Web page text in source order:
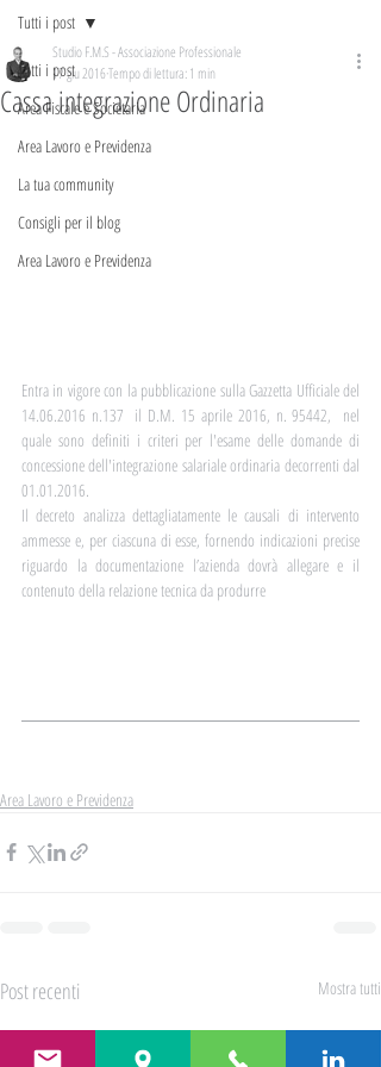
Tutti i post
Area Fiscale e Societaria
Area Lavoro e Previdenza
La tua community
Consigli per il blog
Area Lavoro e Previdenza
Tutti i post
Cassa integrazione Ordinaria
Studio F.M.S - Associazione Professionale
17 giu 2016Tempo di lettura: 1 min
Entra in vigore con la pubblicazione sulla Gazzetta Ufficiale del
14.06.2016 n.137  il D.M. 15 aprile 2016, n. 95442,  nel
quale sono definiti i criteri per l'esame delle domande di
concessione dell'integrazione salariale ordinaria decorrenti dal
01.01.2016.
Il decreto analizza dettagliatamente le causali di intervento
ammesse e, per ciascuna di esse, fornendo indicazioni precise
riguardo la documentazione l’azienda dovrà allegare e il
contenuto della relazione tecnica da produrre
Area Lavoro e Previdenza
Post recenti Mostra tutti